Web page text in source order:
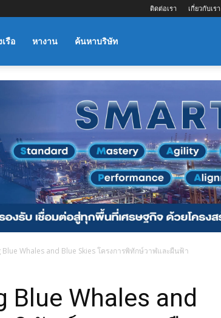
ติดต่อเรา เกี่ยวกับเรา
รือ หางาน ค้นหาบริษัท
Whales and Blue Skies โครงการพิทักษ์วาฬและผืนฟ้า
Whales and